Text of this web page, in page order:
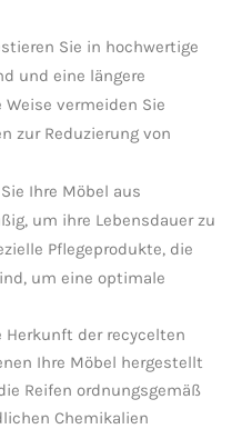
Sie in hochwertige
⁤und eine längere
vermeiden Sie
zur Reduzierung ⁣von
Ihre Möbel aus⁢
um ⁤ihre Lebensdauer zu
Pflegeprodukte,⁢ die
um eine optimale
der recycelten⁢
Ihre Möbel hergestellt
Reifen ordnungsgemäß
Chemikalien